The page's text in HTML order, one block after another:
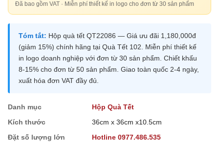
Đã bao gồm VAT · Miễn phí thiết kế in logo cho đơn từ 30 sản phẩm
Tóm tắt: Hộp quà tết QT22086 — Giá ưu đãi 1,180,000đ
(giảm 15%) chính hãng tại Quà Tết 102. Miễn phí thiết kế
in logo doanh nghiệp với đơn từ 30 sản phẩm. Chiết khấu
8-15% cho đơn từ 50 sản phẩm. Giao toàn quốc 2-4 ngày,
xuất hóa đơn VAT đầy đủ.
Danh mục
Hộp Quà Tết
Kích thước
36cm x 36cm x10.5cm
Đặt số lượng lớn
Hotline 0977.486.535